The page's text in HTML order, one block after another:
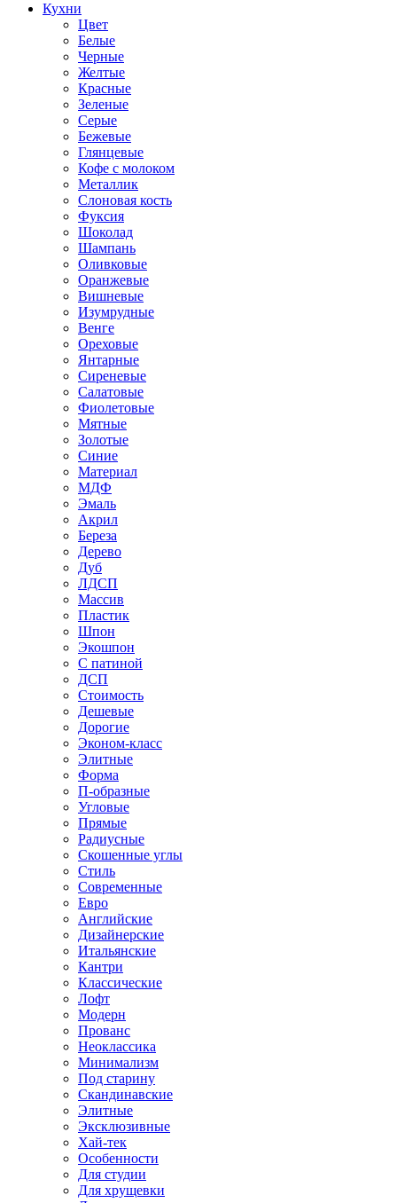
Кухни
Цвет
Белые
Черные
Желтые
Красные
Зеленые
Серые
Бежевые
Глянцевые
Кофе с молоком
Металлик
Слоновая кость
Фуксия
Шоколад
Шампань
Оливковые
Оранжевые
Вишневые
Изумрудные
Венге
Ореховые
Янтарные
Сиреневые
Салатовые
Фиолетовые
Мятные
Золотые
Синие
Материал
МДФ
Эмаль
Акрил
Береза
Дерево
Дуб
ЛДСП
Массив
Пластик
Шпон
Экошпон
С патиной
ДСП
Стоимость
Дешевые
Дорогие
Эконом-класс
Элитные
Форма
П-образные
Угловые
Прямые
Радиусные
Скошенные углы
Стиль
Современные
Евро
Английские
Дизайнерские
Итальянские
Кантри
Классические
Лофт
Модерн
Прованс
Неоклассика
Минимализм
Под старину
Скандинавские
Элитные
Эксклюзивные
Хай-тек
Особенности
Для студии
Для хрущевки